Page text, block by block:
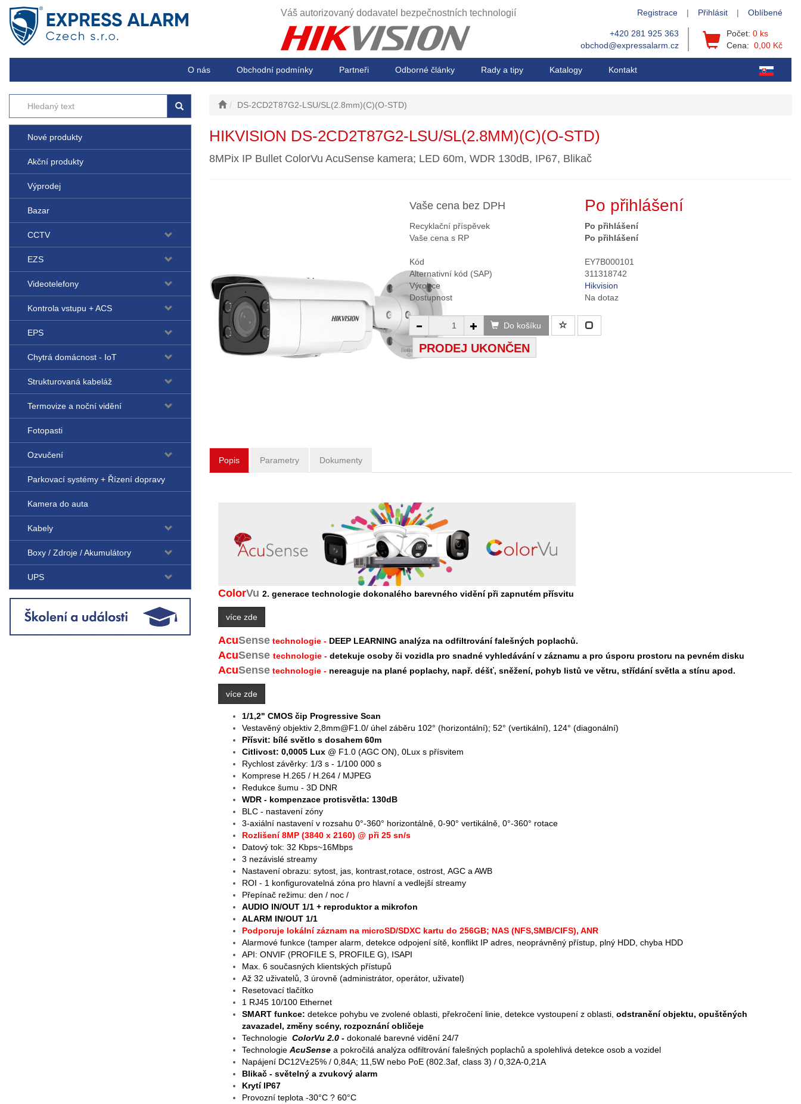
Váš autorizovaný dodavatel bezpečnostních technologií Registrace | Přihlásit | Oblíbené
+420 281 925 363
obchod@expressalarm.cz
Počet: 0 ks
Cena: 0,00 Kč
O nás Obchodní podmínky Partneři Odborné články Rady a tipy Katalogy Kontakt
Nové produkty
Akční produkty
Výprodej
Bazar
CCTV
EZS
Videotelefony
Kontrola vstupu + ACS
EPS
Chytrá domácnost - IoT
Strukturovaná kabeláž
Termovize a noční vidění
Fotopasti
Ozvučení
Parkovací systémy + Řízení dopravy
Kamera do auta
Kabely
Boxy / Zdroje / Akumulátory
UPS
DS-2CD2T87G2-LSU/SL(2.8mm)(C)(O-STD)
HIKVISION DS-2CD2T87G2-LSU/SL(2.8MM)(C)(O-STD)
8MPix IP Bullet ColorVu AcuSense kamera; LED 60m, WDR 130dB, IP67, Blikač
Vaše cena bez DPH Po přihlášení
Recyklační příspěvek
Po přihlášení
Vaše cena s RP
Po přihlášení
Kód
EY7B000101
Alternativní kód (SAP)
311318742
Výrobce
Hikvision
Dostupnost
Na dotaz
Do košíku
PRODEJ UKONČEN
Popis Parametry Dokumenty
ColorVu 2. generace technologie dokonalého barevného vidění při zapnutém přísvitu
více zde
AcuSense technologie - DEEP LEARNING analýza na odfiltrování falešných poplachů.
AcuSense technologie - detekuje osoby či vozidla pro snadné vyhledávání v záznamu a pro úsporu prostoru na pevném disku
AcuSense technologie - nereaguje na plané poplachy, např. déšť, sněžení, pohyb listů ve větru, střídání světla a stínu apod.
více zde
1/1,2" CMOS čip Progressive Scan
Vestavěný objektiv 2,8mm@F1.0/ úhel záběru 102° (horizontální); 52° (vertikální), 124° (diagonální)
Přísvit: bílé světlo s dosahem 60m
Citlivost: 0,0005 Lux @ F1.0 (AGC ON), 0Lux s přísvitem
Rychlost závěrky: 1/3 s - 1/100 000 s
Komprese H.265 / H.264 / MJPEG
Redukce šumu - 3D DNR
WDR - kompenzace protisvětla: 130dB
BLC - nastavení zóny
3-axiální nastavení v rozsahu 0°-360° horizontálně, 0-90° vertikálně, 0°-360° rotace
Rozlišení 8MP (3840 x 2160) @ při 25 sn/s
Datový tok: 32 Kbps~16Mbps
3 nezávislé streamy
Nastavení obrazu: sytost, jas, kontrast,rotace, ostrost, AGC a AWB
ROI - 1 konfigurovatelná zóna pro hlavní a vedlejší streamy
Přepínač režimu: den / noc /
AUDIO IN/OUT 1/1 + reproduktor a mikrofon
ALARM IN/OUT 1/1
Podporuje lokální záznam na microSD/SDXC kartu do 256GB; NAS (NFS,SMB/CIFS), ANR
Alarmové funkce (tamper alarm, detekce odpojení sítě, konflikt IP adres, neoprávněný přístup, plný HDD, chyba HDD
API: ONVIF (PROFILE S, PROFILE G), ISAPI
Max. 6 současných klientských přístupů
Až 32 uživatelů, 3 úrovně (administrátor, operátor, uživatel)
Resetovací tlačítko
1 RJ45 10/100 Ethernet
SMART funkce: detekce pohybu ve zvolené oblasti, překročení linie, detekce vystoupení z oblasti, odstranění objektu, opuštěných
zavazadel, změny scény, rozpoznání obličeje
Technologie ColorVu 2.0 - dokonalé barevné vidění 24/7
Technologie AcuSense a pokročilá analýza odfiltrování falešných poplachů a spolehlivá detekce osob a vozidel
Napájení DC12V±25% / 0,84A; 11,5W nebo PoE (802.3af, class 3) / 0,32A-0,21A
Blikač - světelný a zvukový alarm
Krytí IP67
Provozní teplota -30°C ? 60°C